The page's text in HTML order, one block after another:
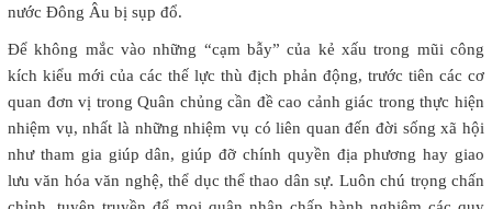
nước Đông Âu bị sụp đổ.
Để không mắc vào những “cạm bẫy” của kẻ xấu trong mũi công
kích kiểu mới của các thế lực thù địch phản động, trước tiên các cơ
quan đơn vị trong Quân chủng cần đề cao cảnh giác trong thực hiện
nhiệm vụ, nhất là những nhiệm vụ có liên quan đến đời sống xã hội
như tham gia giúp dân, giúp đỡ chính quyền địa phương hay giao
lưu văn hóa văn nghệ, thể dục thể thao dân sự. Luôn chú trọng chấn